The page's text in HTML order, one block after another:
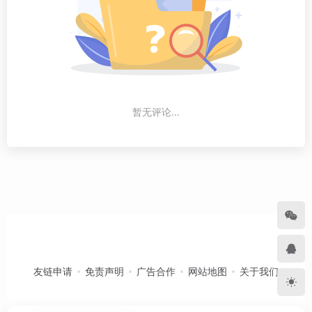
暂无评论...
友链申请 免责声明 广告合作 网站地图 关于我们